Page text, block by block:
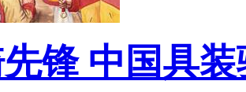
锋 中国具